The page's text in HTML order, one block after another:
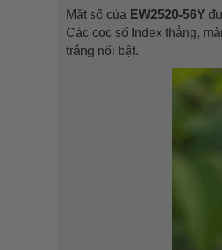
Mặt số của EW2520-56Y
Các cọc số Index thẳng,
trắng nổi bật.